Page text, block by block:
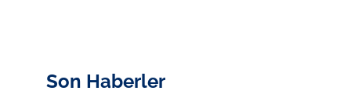
Son Haberler